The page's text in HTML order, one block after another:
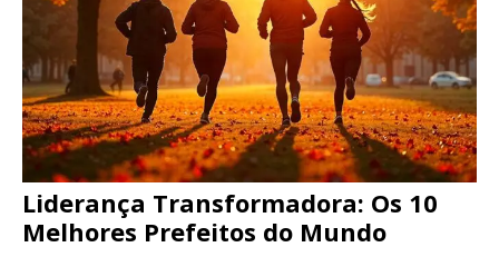
Liderança Transformadora: Os 10
Melhores Prefeitos do Mundo